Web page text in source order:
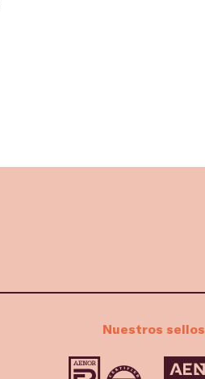
Nuestros sellos